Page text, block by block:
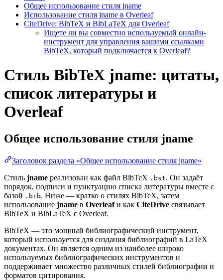
Общее использование стиля jname
Использование стиля jname в Overleaf
CiteDrive: BibTeX и BibLaTeX для Overleaf
Ищете ли вы совместно используемый онлайн-
инструмент для управления вашими ссылками
BibTeX, который подключается к Overleaf?
Стиль BibTeX jname: цитаты,
список литературы и
Overleaf
Общее использование стиля jname
Заголовок раздела «Общее использование стиля jname»
Стиль jname реализован как файл BibTeX .bst. Он задаёт
порядок, подписи и пунктуацию списка литературы вместе с
базой .bib. Ниже — кратко о стилях BibTeX, затем
использование jname в Overleafи как CiteDrive связывает
BibTeX и BibLaTeX с Overleaf.
BibTeX — это мощный библиографический инструмент,
который используется для создания библиографий в LaTeX
документах. Он является одним из наиболее широко
используемых библиографических инструментов и
поддерживает множество различных стилей библиографии и
форматов цитирования.